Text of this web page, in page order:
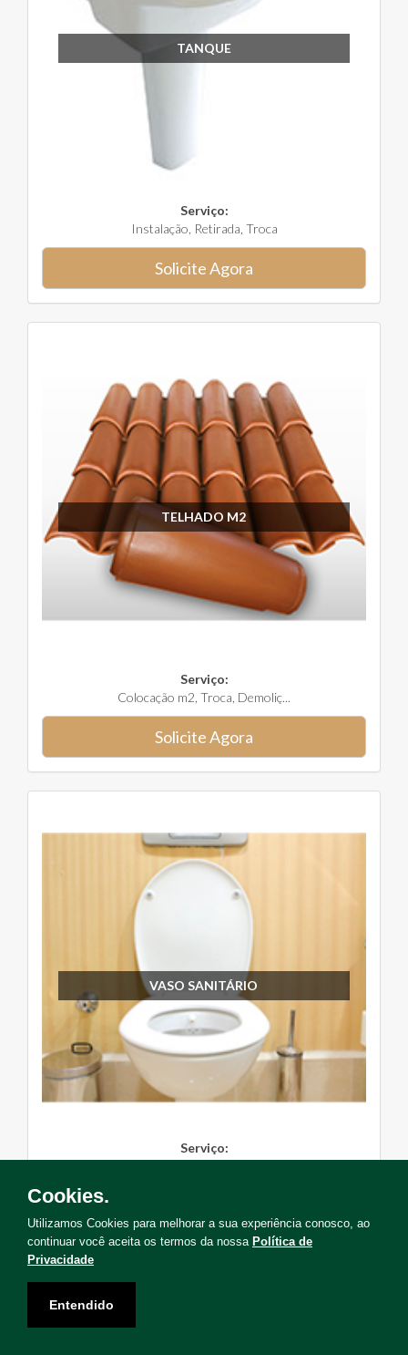
TANQUE
Serviço:
Instalação, Retirada, Troca
Solicite Agora
TELHADO M2
Serviço:
Colocação m2, Troca, Demoliç...
Solicite Agora
VASO SANITÁRIO
Serviço:
Cookies.
Utilizamos Cookies para melhorar a sua experiência conosco, ao
continuar você aceita os termos da nossa Política de
Privacidade
Entendido